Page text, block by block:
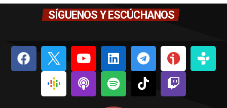
SÍGUENOS Y ESCÚCHANOS